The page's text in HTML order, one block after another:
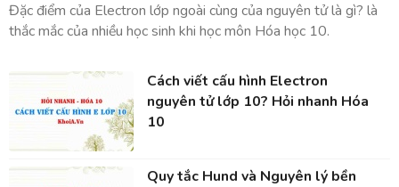
Đặc điểm của Electron lớp ngoài cùng của nguyên tử là gì? là
thắc mắc của nhiều học sinh khi học môn Hóa học 10.
Cách viết cấu hình Electron
nguyên tử lớp 10? Hỏi nhanh Hóa
10
Quy tắc Hund và Nguyên lý bền